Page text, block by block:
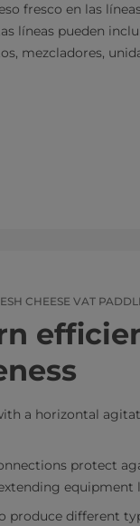
fresco en las
líneas pueden
mezcladores,
CHEESE VAT
a horizontal
protect
equipment
produce different